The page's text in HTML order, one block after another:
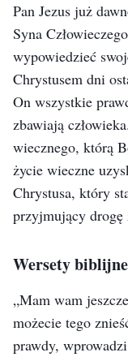
człowiekiem.
(Istota ciała
Wcielony Bóg
jest ciałem
nie przypomina
polega na tym, że
jest wcieleniem
nie posiada żaden
człowieczeństwo
działania
boskość wykonuje
Pan Jezus już
Syna
wypowiedzieć
Chrystusem dni
On wszystkie
zbawiają
wiecznego, którą
życie wieczne
Chrystusa, który
przyjmujący drogę
Wersety
„Mam wam
możecie tego
prawdy,